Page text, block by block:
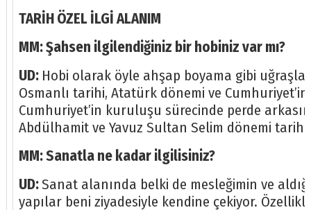
TARİH ÖZEL İLGİ ALANIM
MM: Şahsen ilgilendiğiniz bir hobiniz var mı?
UD: Hobi olarak öyle ahşap boyama gibi
Osmanlı tarihi, Atatürk dönemi ve
Cumhuriyet’in kuruluşu sürecinde perde
Abdülhamit ve Yavuz Sultan Selim dönemi
MM: Sanatla ne kadar ilgilisiniz?
UD:Sanat alanında belki de mesleğimin ve
yapılar beni ziyadesiyle kendine çekiyor.